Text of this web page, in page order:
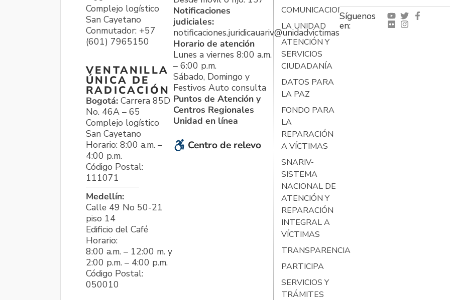
Complejo logístico
San Cayetano
Conmutador: +57
(601) 7965150
VENTANILLA
ÚNICA DE
RADICACIÓN
Bogotá: Carrera 85D
No. 46A – 65
Complejo logístico
San Cayetano
Horario: 8:00 a.m. –
4:00 p.m.
Código Postal:
111071
Medellín:
Calle 49 No 50-21
piso 14
Edificio del Café
Horario:
8:00 a.m. – 12:00 m. y
2:00 p.m. – 4:00 p.m.
Código Postal:
050010
Notificaciones
judiciales:
notificaciones.juridicauariv@unidadvictimas.gov.co
Horario de atención
Lunes a viernes 8:00 a.m.
– 6:00 p.m.
Sábado, Domingo y
Festivos Auto consulta
Puntos de Atención y
Centros Regionales
Unidad en línea
Centro de relevo
COMUNICACIONES
LA UNIDAD
ATENCIÓN Y
SERVICIOS
CIUDADANÍA
DATOS PARA
LA PAZ
FONDO PARA
LA
REPARACIÓN
A VÍCTIMAS
SNARIV-
SISTEMA
NACIONAL DE
ATENCIÓN Y
REPARACIÓN
INTEGRAL A
VÍCTIMAS
TRANSPARENCIA
PARTICIPA
SERVICIOS Y
TRÁMITES
Síguenos
en: